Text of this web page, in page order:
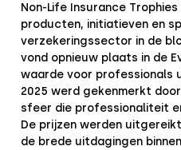
Non-Life Insurance
producten, initiatieven en
verzekeringssector in de
vond opnieuw plaats in de
waarde voor professionals
2025 werd gekenmerkt
sfeer die professionaliteit
De prijzen werden
de brede uitdagingen